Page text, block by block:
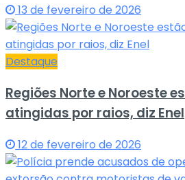
13 de fevereiro de 2026
Destaque
Regiões Norte e Noroeste
atingidas por raios, diz Enel
12 de fevereiro de 2026